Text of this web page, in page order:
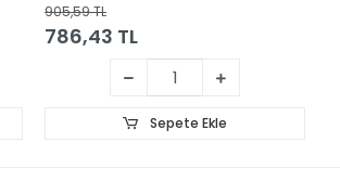
905,59 TL
786,43 TL
Sepete Ekle